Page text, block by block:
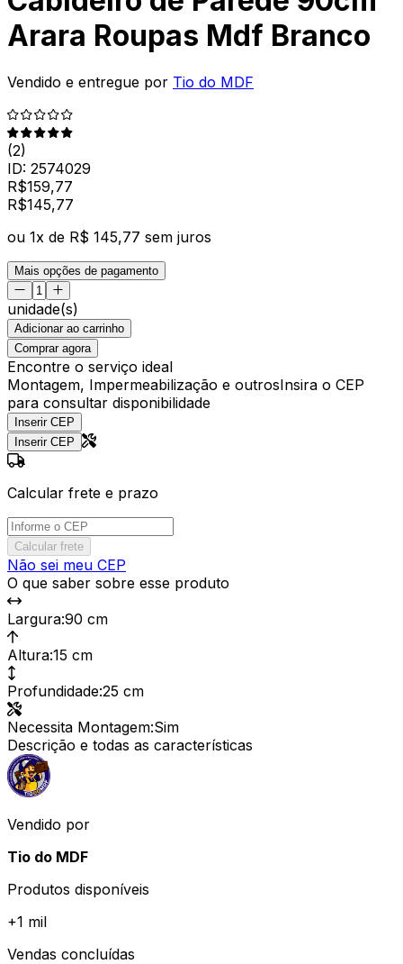
Arara Roupas Mdf Branco
Vendido e entregue por Tio do MDF
(2)
ID: 2574029
R$159,77
R$145,77
ou 1x de R$ 145,77 sem juros
Mais opções de pagamento
unidade(s)
Adicionar ao carrinho
Comprar agora
Encontre o serviço ideal
Montagem, Impermeabilização e outrosInsira o CEP
para consultar disponibilidade
Inserir CEP
Inserir CEP
Calcular frete e prazo
Calcular frete
Não sei meu CEP
O que saber sobre esse produto
Largura:90 cm
Altura:15 cm
Profundidade:25 cm
Necessita Montagem:Sim
Descrição e todas as características
Vendido por
Tio do MDF
Produtos disponíveis
+1 mil
Vendas concluídas